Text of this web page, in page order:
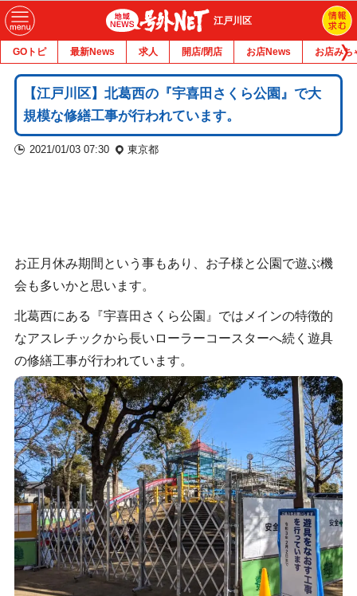
江戸川区
GOトピ 最新News 求人 開店/閉店 お店News お店みち
【江戸川区】北葛西の『宇喜田さくら公園』で大
規模な修繕工事が行われています。
2021/01/03 07:30 東京都
お正月休み期間という事もあり、お子様と公園で遊ぶ機
会も多いかと思います。
北葛西にある『宇喜田さくら公園』ではメインの特徴的
なアスレチックから長いローラーコースターへ続く遊具
の修繕工事が行われています。